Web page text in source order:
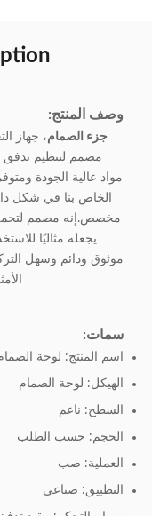
وصف المنتج:
جزء الصمام، جهاز
مصمم لتنظيم تدفق
مواد عالية الجودة
الخاص بنا في شكل
مخصص.إنه مصمم لتحمل
يجعله مثاليًا
موثوق ودائم وسهل
سمات:
اسم المنتج: لوحة
الهيكل: لوحة الصمام
السطح: ناعم
الحجم: حسب الطلب
العملية: صب
التطبيق: صناعي